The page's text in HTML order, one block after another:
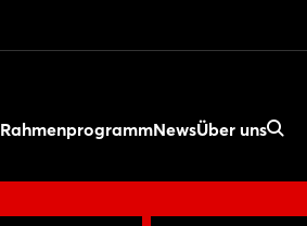
RahmenprogrammNewsÜber uns